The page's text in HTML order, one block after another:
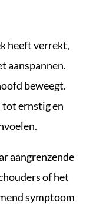
heeft verrekt,
aanspannen.
beweegt.
tot ernstig en
aangrenzende
of het
symptoom